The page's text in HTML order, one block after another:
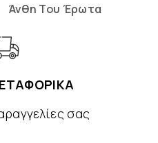
Άνθη Του Έρωτα
σας